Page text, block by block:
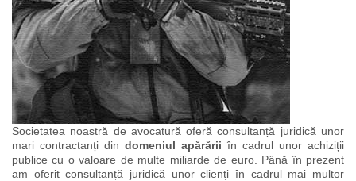
Societatea noastră de avocatură oferă consultanță juridică unor
mari contractanți din domeniul apărării în cadrul unor achiziții
publice cu o valoare de multe miliarde de euro. Până în prezent
am oferit consultanță juridică unor clienți în cadrul mai multor